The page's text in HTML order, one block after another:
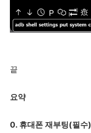
끝
요약
0. 휴대폰 재부팅(필수)